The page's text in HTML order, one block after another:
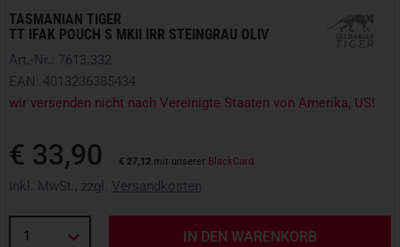
TASMANIAN TIGER
TT IFAK POUCH S MKII IRR STEINGRAU OLIV
Art.-Nr.: 7613.332
EAN: 4013236385434
wir versenden nicht nach Vereinigte Staaten von Amerika, US!
€ 33,90 € 27,12 mit unserer BlackCard
inkl. MwSt., zzgl. Versandkosten
1 IN DEN WARENKORB